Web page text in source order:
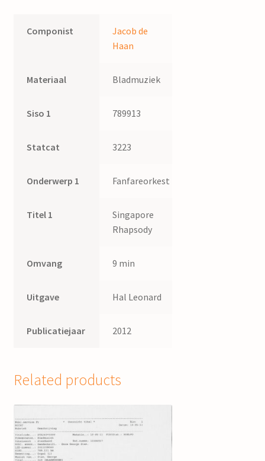
Componist
Jacob de
Haan
Materiaal Bladmuziek
Siso 1 789913
Statcat 3223
Onderwerp 1 Fanfareorkest
Titel 1
Singapore
Rhapsody
Omvang 9 min
Uitgave Hal Leonard
Publicatiejaar 2012
Related products